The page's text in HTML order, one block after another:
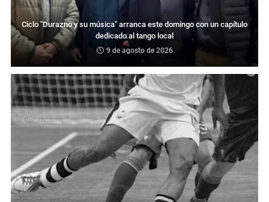
Ciclo "Durazno y su música" arranca este domingo con un capítulo
dedicado al tango local
9 de agosto de 2026